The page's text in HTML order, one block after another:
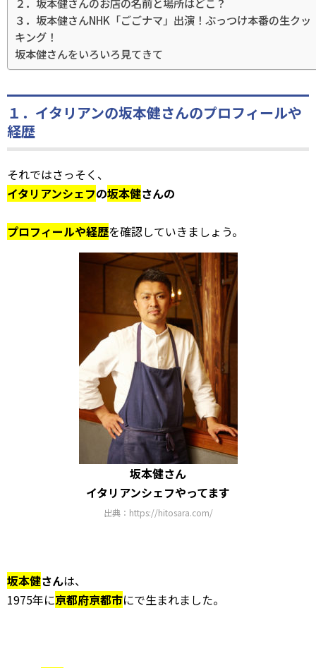
３．坂本健さんNHK「ごごナマ」出演！ぶっつけ本番の生クッ
キング！
坂本健さんをいろいろ見てきて
１．イタリアンの坂本健さんのプロフィールや
経歴
それではさっそく、
イタリアンシェフの坂本健さんの
プロフィールや経歴を確認していきましょう。
坂本健さん
イタリアンシェフやってます
出典：https://hitosara.com/
坂本健さんは、
1975年に京都府京都市にで生まれました。